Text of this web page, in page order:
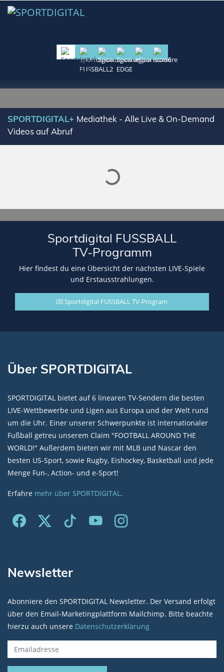
SPORTDIGITAL+ Mediathek - Alle Live & On-Demand
Videos auf AbrufLade SPORTDIGITAL+ Mediathek
Sportdigital FUSSBALL
TV-Programm
Hier findest du eine Übersicht der nächsten LIVE-Spiele
und Erstausstrahlungen.
Sportdigital FUSSBALL TV-Program
Über SPORTDIGITAL
SPORTDIGITAL bietet auf 6 linearen TV-Sendern die besten
LIVE-Wettbewerbe und Ligen aus Europa und der Welt rund
um die Uhr. Einer unserer Schwerpunkte ist internationaler
Fußball getreu unserem Claim "FOOTBALL AROUND THE
WORLD!" Außerdem bieten wir mit MLB und Nascar den
besten US-Sport, sowie Rugby, Eishockey, Basketball und jede
Menge Fun-, Action- und e-Sport!
Erfahre mehr über SPORTDIGITAL.
Newsletter
Abonniere den SPORTDIGITAL Newsletter. Der Versand erfolgt
über den Email-Marketingplattform Mailchimp. Bitte beachte
hierzu auch unsere Datenschutzerklärung